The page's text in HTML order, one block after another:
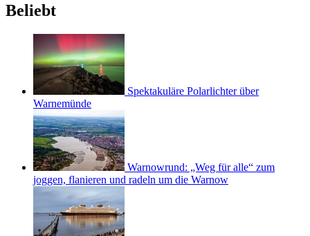
Beliebt
Spektakuläre Polarlichter über
Warnemünde
Warnowrund: „Weg für alle“ zum
joggen, flanieren und radeln um die Warnow